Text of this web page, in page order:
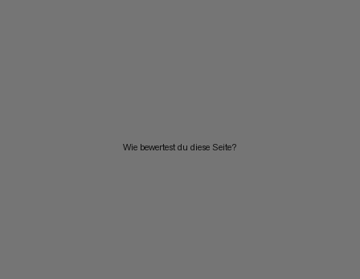
Wie bewertest du diese Seite?